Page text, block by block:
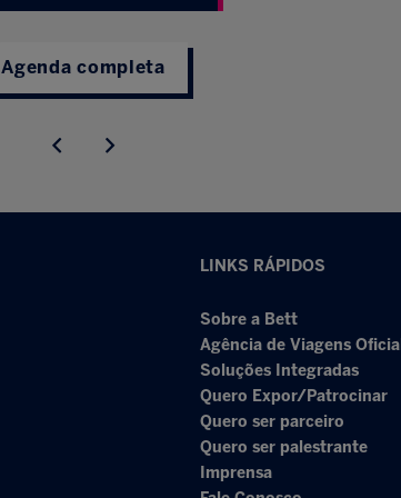
Agenda completa
LINKS RÁPIDOS
Sobre a Bett
Agência de Viagens Oficial
Soluções Integradas
Quero Expor/Patrocinar
Quero ser parceiro
Quero ser palestrante
Imprensa